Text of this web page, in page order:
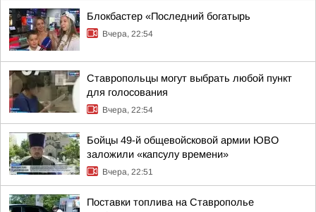
Блокбастер «Последний богатырь
Вчера, 22:54
Ставропольцы могут выбрать любой пункт
для голосования
Вчера, 22:54
Бойцы 49-й общевойсковой армии ЮВО
заложили «капсулу времени»
Вчера, 22:51
Поставки топлива на Ставрополье